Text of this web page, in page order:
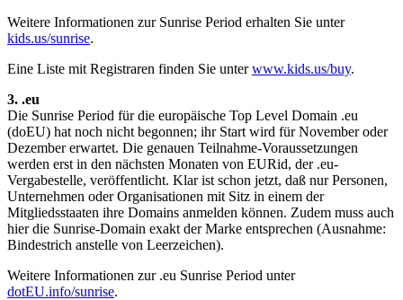
Weitere Informationen zur Sunrise Period erhalten Sie unter
kids.us/sunrise.
Eine Liste mit Registraren finden Sie unterwww.kids.us/buy.
3. .eu
Die Sunrise Period für die europäische Top Level Domain .eu
(doEU) hat noch nicht begonnen; ihr Start wird für November oder
Dezember erwartet. Die genauen Teilnahme-Voraussetzungen
werden erst in den nächsten Monaten von EURid, der .eu-
Vergabestelle, veröffentlicht. Klar ist schon jetzt, daß nur Personen,
Unternehmen oder Organisationen mit Sitz in einem der
Mitgliedsstaaten ihre Domains anmelden können. Zudem muss auch
hier die Sunrise-Domain exakt der Marke entsprechen (Ausnahme:
Bindestrich anstelle von Leerzeichen).
Weitere Informationen zur .eu Sunrise Period unter
dotEU.info/sunrise.